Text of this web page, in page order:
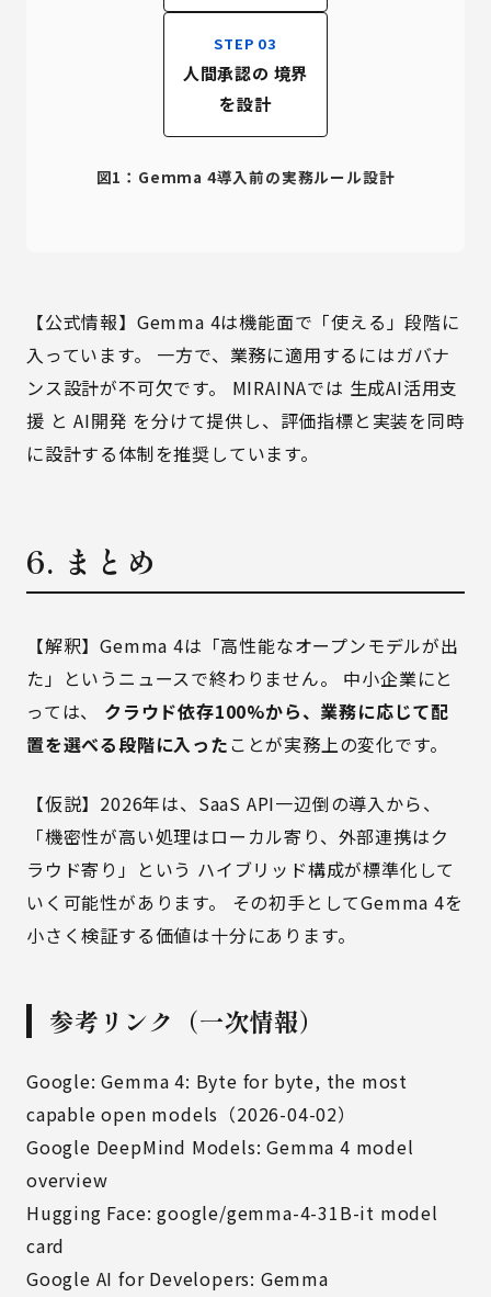
STEP 03
人間承認の 境界
を設計
図1：Gemma 4導入前の実務ルール設計
【公式情報】Gemma 4は機能面で「使える」段階に
入っています。 一方で、業務に適用するにはガバナ
ンス設計が不可欠です。 MIRAINAでは 生成AI活用支
援 とAI開発 を分けて提供し、評価指標と実装を同時
に設計する体制を推奨しています。
6. まとめ
【解釈】Gemma 4は「高性能なオープンモデルが出
た」というニュースで終わりません。 中小企業にと
っては、 クラウド依存100%から、業務に応じて配
置を選べる段階に入った ことが実務上の変化です。
【仮説】2026年は、SaaS API一辺倒の導入から、
「機密性が高い処理はローカル寄り、外部連携はク
ラウド寄り」という ハイブリッド構成が標準化して
いく可能性があります。 その初手としてGemma 4を
小さく検証する価値は十分にあります。
参考リンク（一次情報）
Google: Gemma 4: Byte for byte, the most
capable open models（2026-04-02）
Google DeepMind Models: Gemma 4 model
overview
Hugging Face: google/gemma-4-31B-it model
card
Google AI for Developers: Gemma